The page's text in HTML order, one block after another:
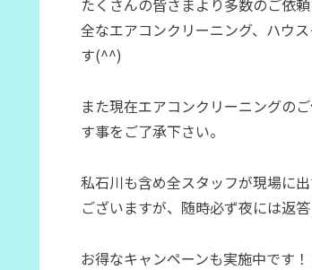
たくさんの皆さまより多数のご依
全なエアコンクリーニング、ハウ
す(^^)
また現在エアコンクリーニングの
す事をご了承下さい。
私石川も含め全スタッフが現場に
ございますが、随時必ず夜には返
お得なキャンペーンも実施中です！